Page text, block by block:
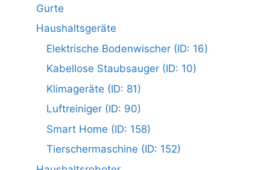
Gurte
Haushaltsgeräte
Elektrische Bodenwischer (ID: 16)
Kabellose Staubsauger (ID: 10)
Klimageräte (ID: 81)
Luftreiniger (ID: 90)
Smart Home (ID: 158)
Tierschermaschine (ID: 152)